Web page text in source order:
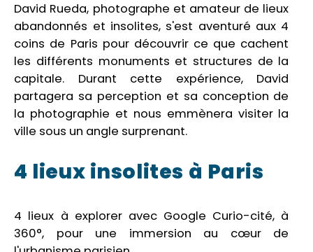
David Rueda, photographe et amateur de lieux
abandonnés et insolites, s'est aventuré aux 4
coins de Paris pour découvrir ce que cachent
les différents monuments et structures de la
capitale. Durant cette expérience, David
partagera sa perception et sa conception de
la photographie et nous emmènera visiter la
ville sous un angle surprenant.
4 lieux insolites à Paris
4 lieux à explorer avec Google Curio-cité, à
360°, pour une immersion au cœur de